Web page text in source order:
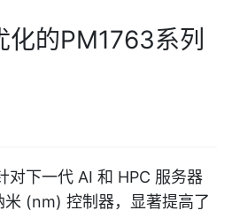
的PM1763系列
对下一代 AI 和 HPC 服务器
(nm) 控制器，显著提高了